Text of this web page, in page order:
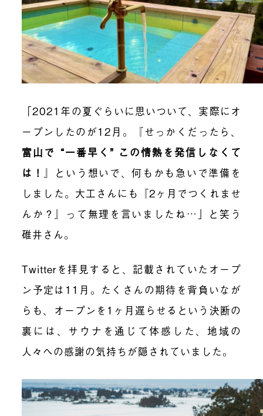
「2021年の夏ぐらいに思いついて、実際にオ
ープンしたのが12月。『せっかくだったら、
富山で “一番早く” この情熱を発信しなくて
は！ 』という想いで、何もかも急いで準備を
しました。大工さんにも『2ヶ月でつくれませ
んか？』って無理を言いましたね…」と笑う
碓井さん。
Twitterを拝見すると、記載されていたオープ
ン予定は11月。たくさんの期待を背負いなが
らも、オープンを1ヶ月遅らせるという決断の
裏には、サウナを通じて体感した、地域の
人々への感謝の気持ちが隠されていました。